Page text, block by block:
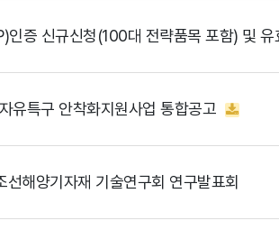
유특구 안착화지원사업 통합공고
해양기자재 기술연구회 연구발표회